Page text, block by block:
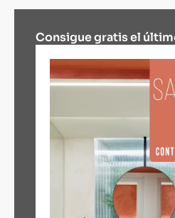
Consigue gratis el